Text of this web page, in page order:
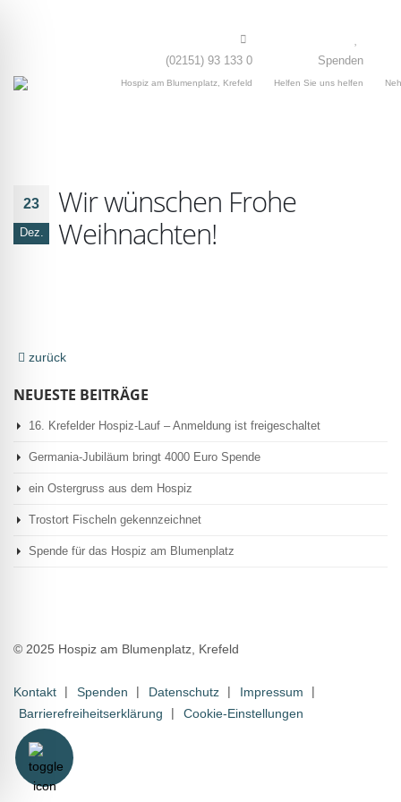
(02151) 93 133 0
Hospiz am Blumenplatz, Krefeld
Spenden
Helfen Sie uns helfen
23
Dez.
Wir wünschen Frohe
Weihnachten!
zurück
NEUESTE BEITRÄGE
16. Krefelder Hospiz-Lauf – Anmeldung ist freigeschaltet
Germania-Jubiläum bringt 4000 Euro Spende
ein Ostergruss aus dem Hospiz
Trostort Fischeln gekennzeichnet
Spende für das Hospiz am Blumenplatz
© 2025 Hospiz am Blumenplatz, Krefeld
Kontakt Spenden Datenschutz
Impressum
Barrierefreiheitserklärung
Cookie-Einstellungen